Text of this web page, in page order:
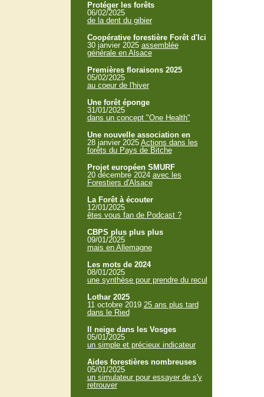
Protéger les forêts
06/02/2025
de la dent du gibier
Coopérative forestière Forêt d'Ici
30 janvier 2025 assemblée
générale en Alsace
Premières floraisons 2025
05/02/2025
au coeur de l'hiver
Une forêt éponge
31/01/2025
dans un concept "One Health"
Une nouvelle association en
28 janvier 2025 Actions dans les
forêts du Pays de Bitche
Projet européen SMURF
20 décembre 2024 avec les
Forestiers d'Alsace
La Forêt à écouter
12/01/2025
êtes vous fan de Podcast ?
CBPS plus plus plus
09/01/2025
mais en Allemagne
Les mots de 2024
08/01/2025
une synthèse pour prendre du recul
Lothar 2025
11 octobre 2019 25 ans plus tard
dans le Ried
Il neige dans les Vosges
05/01/2025
un simple et précieux indicateur
Aides forestières nombreuses
05/01/2025
un simulateur pour essayer de s'y
retrouver